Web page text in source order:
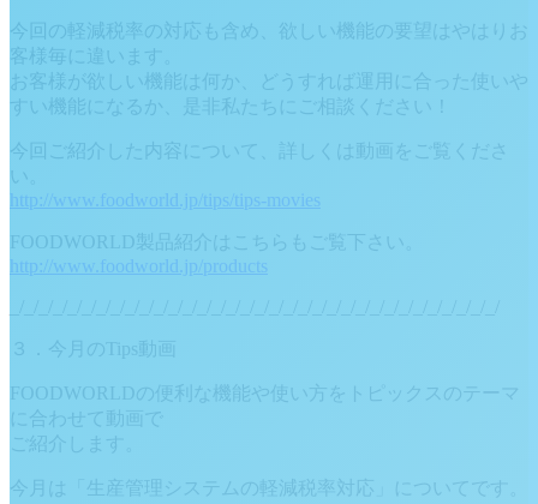
今回の軽減税率の対応も含め、欲しい機能の要望はやはりお
客様毎に違います。
お客様が欲しい機能は何か、どうすれば運用に合った使いや
すい機能になるか、是非私たちにご相談ください！
今回ご紹介した内容について、詳しくは動画をご覧くださ
い。
http://www.foodworld.jp/tips/tips-movies
FOODWORLD製品紹介はこちらもご覧下さい。
http://www.foodworld.jp/products
３．今月のTips動画
FOODWORLDの便利な機能や使い方をトピックスのテーマ
に合わせて動画で
ご紹介します。
今月は「生産管理システムの軽減税率対応」についてです。